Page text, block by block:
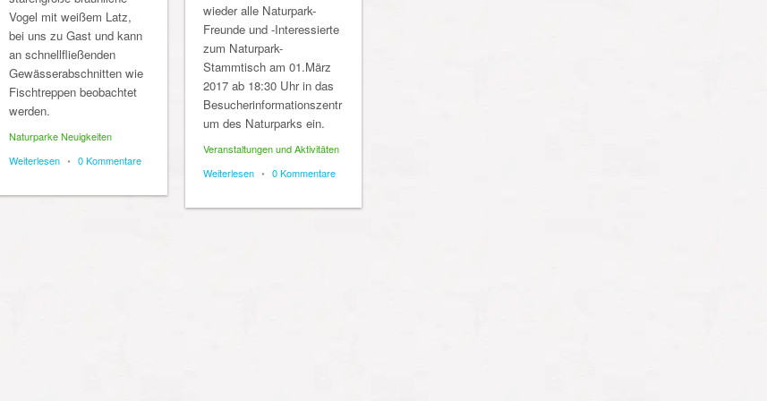
Vogel mit weißem Latz,
bei uns zu Gast und kann
an schnellfließenden
Gewässerabschnitten wie
Fischtreppen beobachtet
werden.
Naturparke Neuigkeiten
Weiterlesen • 0 Kommentare
wieder alle Naturpark-
Freunde und -Interessierte
zum Naturpark-
Stammtisch am 01.März
2017 ab 18:30 Uhr in das
Besucherinformationszentr
um des Naturparks ein.
Veranstaltungen und Aktivitäten
Weiterlesen • 0 Kommentare